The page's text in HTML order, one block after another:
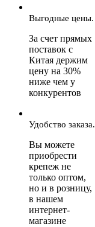
Выгодные цены.
За счет прямых
поставок с
Китая держим
цену на 30%
ниже чем у
конкурентов
Удобство заказа.
Вы можете
приобрести
крепеж не
только оптом,
но и в розницу,
в нашем
интернет-
магазине